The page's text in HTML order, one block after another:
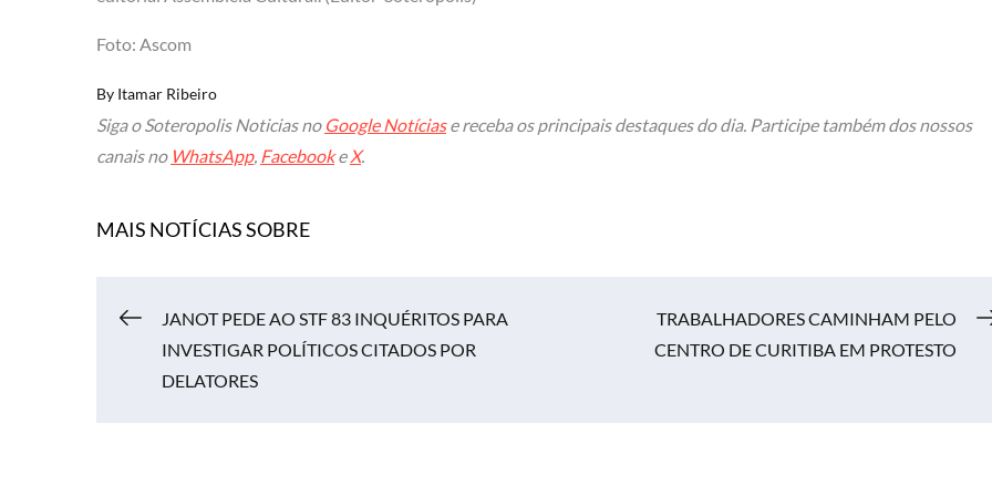
Foto: Ascom
By Itamar Ribeiro
Siga o Soteropolis Noticias no Google Notíciase receba os principais destaques do dia. Participe também dos nossos
canais no WhatsApp, FacebookeX.
MAIS NOTÍCIAS SOBRE
Navegação
JANOT PEDE AO STF 83 INQUÉRITOS PARA
INVESTIGAR POLÍTICOS CITADOS POR
DELATORES
TRABALHADORES CAMINHAM PELO
CENTRO DE CURITIBA EM PROTESTO